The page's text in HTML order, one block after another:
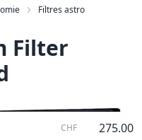
Filtres astro

CHF 275.00